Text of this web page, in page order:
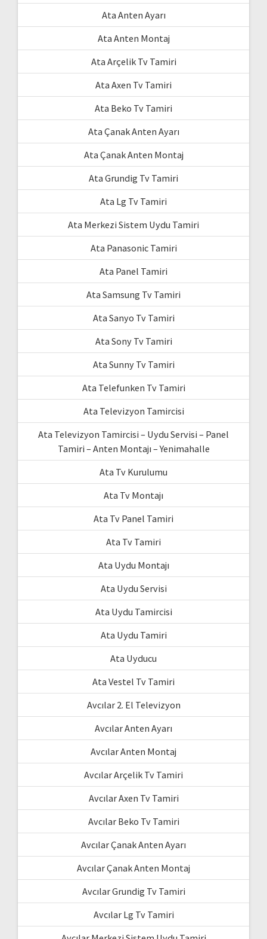
Ata Anten Ayarı
Ata Anten Montaj
Ata Arçelik Tv Tamiri
Ata Axen Tv Tamiri
Ata Beko Tv Tamiri
Ata Çanak Anten Ayarı
Ata Çanak Anten Montaj
Ata Grundig Tv Tamiri
Ata Lg Tv Tamiri
Ata Merkezi Sistem Uydu Tamiri
Ata Panasonic Tamiri
Ata Panel Tamiri
Ata Samsung Tv Tamiri
Ata Sanyo Tv Tamiri
Ata Sony Tv Tamiri
Ata Sunny Tv Tamiri
Ata Telefunken Tv Tamiri
Ata Televizyon Tamircisi
Ata Televizyon Tamircisi – Uydu Servisi – Panel
Tamiri – Anten Montajı – Yenimahalle
Ata Tv Kurulumu
Ata Tv Montajı
Ata Tv Panel Tamiri
Ata Tv Tamiri
Ata Uydu Montajı
Ata Uydu Servisi
Ata Uydu Tamircisi
Ata Uydu Tamiri
Ata Uyducu
Ata Vestel Tv Tamiri
Avcılar 2. El Televizyon
Avcılar Anten Ayarı
Avcılar Anten Montaj
Avcılar Arçelik Tv Tamiri
Avcılar Axen Tv Tamiri
Avcılar Beko Tv Tamiri
Avcılar Çanak Anten Ayarı
Avcılar Çanak Anten Montaj
Avcılar Grundig Tv Tamiri
Avcılar Lg Tv Tamiri